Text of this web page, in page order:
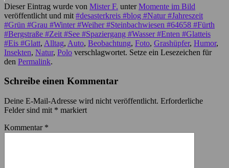
Dieser Eintrag wurde von Mister F. unterMomente im Bild
veröffentlicht und mit #desasterkreis #blog #Natur #Jahreszeit
#Grün #Grau #Winter #Weiher #Steinbachwiesen #64658 #Fürth
#Bergstraße #Zeit #See #Spaziergang #Wasser #Enten #Glatteis
#Eis #Glatt, Alltag, Auto, Beobachtung, Foto, Grashüpfer, Humor,
Insekten, Natur, Polo verschlagwortet. Setze ein Lesezeichen für
den Permalink.
Schreibe einen Kommentar
Deine E-Mail-Adresse wird nicht veröffentlicht. Erforderliche
Felder sind mit * markiert
Kommentar *